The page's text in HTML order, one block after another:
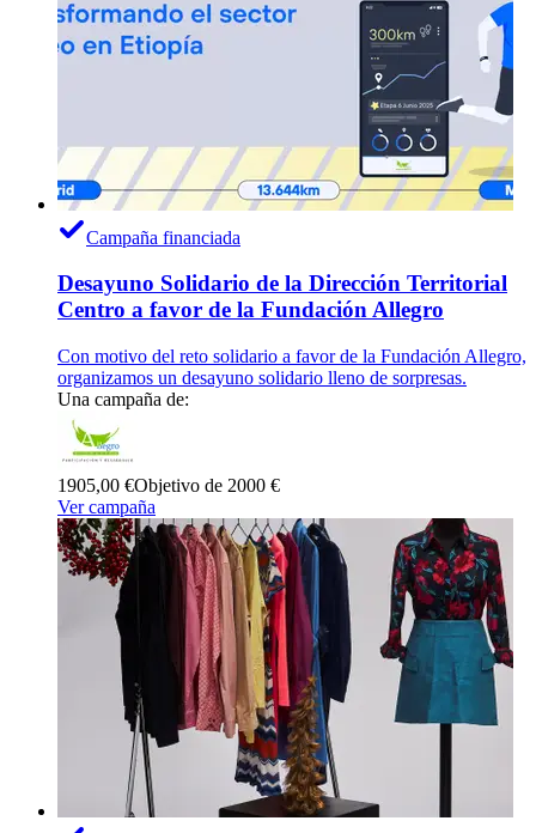
Campaña financiada
Desayuno Solidario de la Dirección Territorial
Centro a favor de la Fundación Allegro
Con motivo del reto solidario a favor de la Fundación Allegro,
organizamos un desayuno solidario lleno de sorpresas.
Una campaña de:
1905,00 €Objetivo de 2000 €
Ver campaña